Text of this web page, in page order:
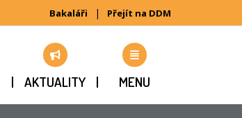
Bakaláři | Přejít na DDM
AKTUALITY MENU